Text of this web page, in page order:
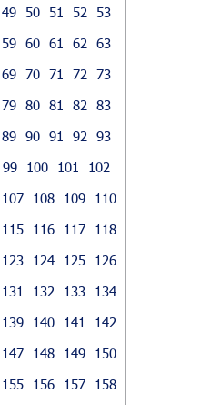
49 50 51 52
53
59 60 61 62
63
69 70 71 72
73
79 80 81 82
83
89 90 91 92
93
99 100 101
102
107 108 109
110
115 116 117
118
123 124 125
126
131 132 133
134
139 140 141
142
147 148 149
150
155 156 157
158